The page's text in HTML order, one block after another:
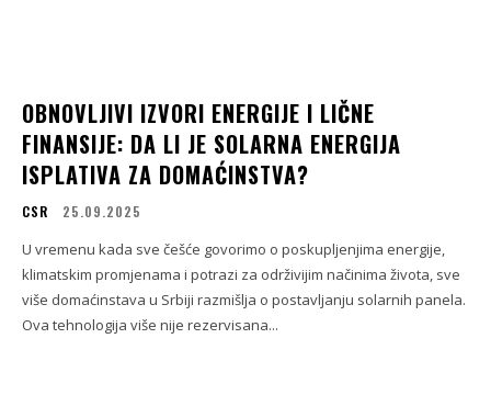
OBNOVLJIVI IZVORI ENERGIJE I LIČNE
FINANSIJE: DA LI JE SOLARNA ENERGIJA
ISPLATIVA ZA DOMAĆINSTVA?
CSR 25.09.2025
U vremenu kada sve češće govorimo o poskupljenjima energije,
klimatskim promjenama i potrazi za održivijim načinima života, sve
više domaćinstava u Srbiji razmišlja o postavljanju solarnih panela.
Ova tehnologija više nije rezervisana...